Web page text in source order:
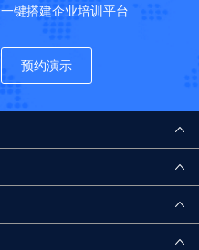
键搭建企业培训平台
预约演示